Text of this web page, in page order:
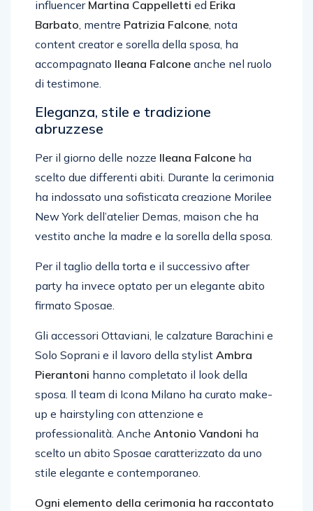
influencer Martina Cappelletti ed Erika
Barbato, mentre Patrizia Falcone, nota
content creator e sorella della sposa, ha
accompagnato Ileana Falcone anche nel ruolo
di testimone.
Eleganza, stile e tradizione
abruzzese
Per il giorno delle nozze Ileana Falcone ha
scelto due differenti abiti. Durante la cerimonia
ha indossato una sofisticata creazione Morilee
New York dell’atelier Demas, maison che ha
vestito anche la madre e la sorella della sposa.
Per il taglio della torta e il successivo after
party ha invece optato per un elegante abito
firmato Sposae.
Gli accessori Ottaviani, le calzature Barachini e
Solo Soprani e il lavoro della stylist Ambra
Pierantoni hanno completato il look della
sposa. Il team di Icona Milano ha curato make-
up e hairstyling con attenzione e
professionalità. Anche Antonio Vandoni ha
scelto un abito Sposae caratterizzato da uno
stile elegante e contemporaneo.
Ogni elemento della cerimonia ha raccontato